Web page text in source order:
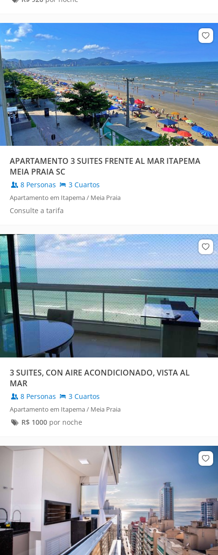
APARTAMENTO 3 SUITES FRENTE AL MAR ITAPEMA
MEIA PRAIA SC
8 Personas 3 Cuartos
Apartamento em Itapema / Meia Praia
Consulte a tarifa
3 SUITES, CON AIRE ACONDICIONADO, VISTA AL
MAR
8 Personas 3 Cuartos
Apartamento em Itapema / Meia Praia
R$ 1000por noche